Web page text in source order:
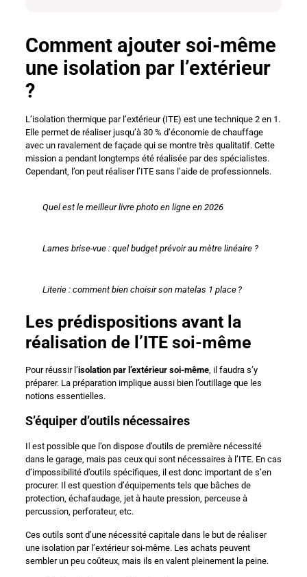
Comment ajouter soi-même
une isolation par l’extérieur
?
L’isolation thermique par l’extérieur (ITE) est une technique 2 en 1.
Elle permet de réaliser jusqu’à 30 % d’économie de chauffage
avec un ravalement de façade qui se montre très qualitatif. Cette
mission a pendant longtemps été réalisée par des spécialistes.
Cependant, l’on peut réaliser l’ITE sans l’aide de professionnels.
Quel est le meilleur livre photo en ligne en 2026
Lames brise-vue : quel budget prévoir au mètre linéaire ?
Literie : comment bien choisir son matelas 1 place ?
Les prédispositions avant la
réalisation de l’ITE soi-même
Pour réussir l’isolation par l’extérieur soi-même, il faudra s’y
préparer. La préparation implique aussi bien l’outillage que les
notions essentielles.
S’équiper d’outils nécessaires
Il est possible que l’on dispose d’outils de première nécessité
dans le garage, mais pas ceux qui sont nécessaires à l’ITE. En cas
d’impossibilité d’outils spécifiques, il est donc important de s’en
procurer. Il est question d’équipements tels que bâches de
protection, échafaudage, jet à haute pression, perceuse à
percussion, perforateur, etc.
Ces outils sont d’une nécessité capitale dans le but de réaliser
une isolation par l’extérieur soi-même. Les achats peuvent
sembler un peu coûteux, mais ils en valent pleinement la peine.